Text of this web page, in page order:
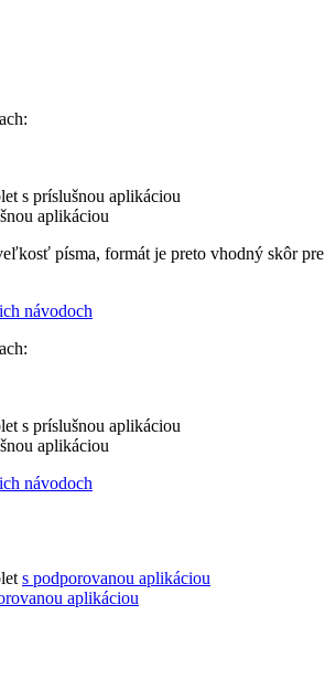
s príslušnou aplikáciou
aplikáciou
písma, formát je preto vhodný skôr pre
návodoch
s príslušnou aplikáciou
aplikáciou
návodoch
s podporovanou aplikáciou
aplikáciou